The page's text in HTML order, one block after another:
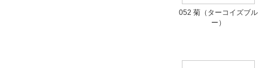
052 菊（ターコイズブル
ー）